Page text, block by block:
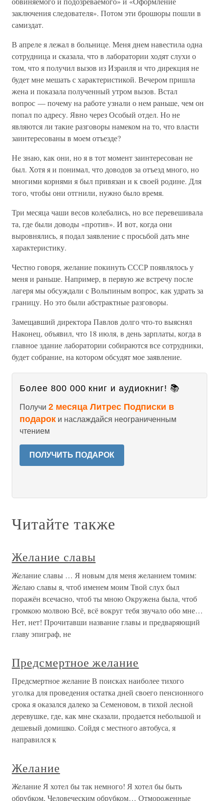
заключения следователя». Потом эти брошюры пошли в
самиздат.
В апреле я лежал в больнице. Меня днем навестила одна
сотрудница и сказала, что в лаборатории ходят слухи о
том, что я получил вызов из Израиля и что дирекция не
будет мне мешать с характеристикой. Вечером пришла
жена и показала полученный утром вызов. Встал
вопрос — почему на работе узнали о нем раньше, чем он
попал по адресу. Явно через Особый отдел. Но не
являются ли такие разговоры намеком на то, что власти
заинтересованы в моем отъезде?
Не знаю, как они, но я в тот момент заинтересован не
был. Хотя я и понимал, что доводов за отъезд много, но
многими корнями я был привязан и к своей родине. Для
того, чтобы они отгнили, нужно было время.
Три месяца чаши весов колебались, но все перевешивала
та, где были доводы «против». И вот, когда они
выровнялись, я подал заявление с просьбой дать мне
характеристику.
Честно говоря, желание покинуть СССР появлялось у
меня и раньше. Например, в первую же встречу после
лагеря мы обсуждали с Вольпиным вопрос, как удрать за
границу. Но это были абстрактные разговоры.
Замещавший директора Павлов долго что-то выяснял
Наконец, объявил, что 18 июля, в день зарплаты, когда в
главное здание лаборатории собираются все сотрудники,
будет собрание, на котором обсудят мое заявление.
Более 800 000 книг и аудиокниг! 📚
Получи 2 месяца Литрес Подписки в
подарок и наслаждайся неограниченным
чтением
ПОЛУЧИТЬ ПОДАРОК
Читайте также
Желание славы
Желание славы … Я новым для меня желанием томим:
Желаю славы я, чтоб именем моим Твой слух был
поражён всечасно, чтоб ты мною Окружена была, чтоб
громкою молвою Всё, всё вокруг тебя звучало обо мне…
Нет, нет! Прочитавши название главы и предваряющий
главу эпиграф, не
Предсмертное желание
Предсмертное желание В поисках наиболее тихого
уголка для проведения остатка дней своего пенсионного
срока я оказался далеко за Семеновом, в тихой лесной
деревушке, где, как мне сказали, продается небольшой и
дешевый домишко. Сойдя с местного автобуса, я
направился к
Желание
Желание Я хотел бы так немного! Я хотел бы быть
обрубком, Человеческим обрубком… Отмороженные